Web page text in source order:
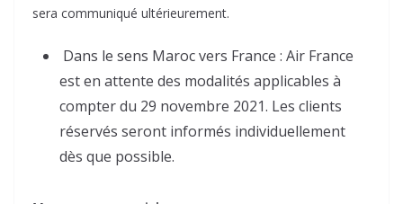
sera communiqué ultérieurement.
Dans le sens Maroc vers France : Air France
est en attente des modalités applicables à
compter du 29 novembre 2021. Les clients
réservés seront informés individuellement
dès que possible.